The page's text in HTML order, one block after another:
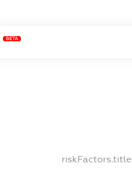
BETA
riskFactors.title